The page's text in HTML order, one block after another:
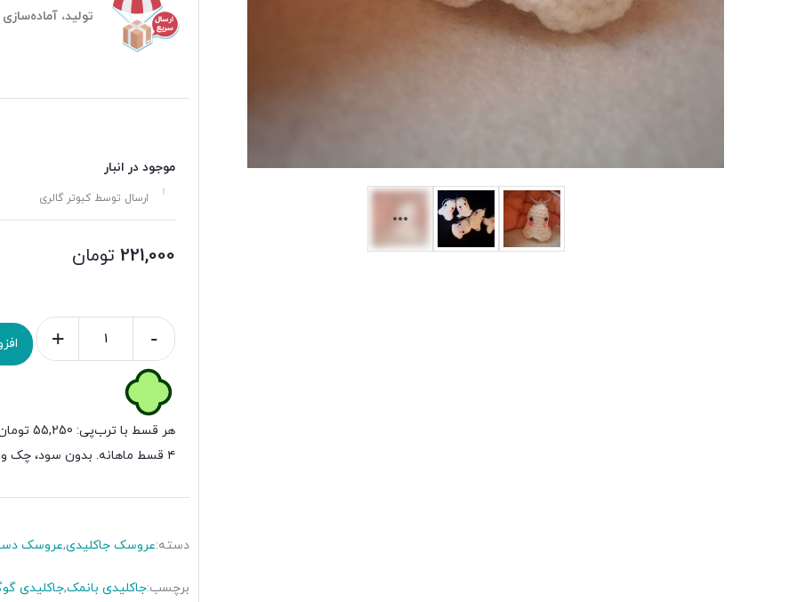
تولید، آماده‌سازی و
موجود در انبار
ارسال توسط کبوتر گالری
221,000 تومان
-
+
هر قسط با ترب‌پی: 55,250
۴ قسط ماهانه. بدون سود، چک و ضامن.
دسته:عروسک جاکلیدی,عروسک
برچسب:جاکلیدی بانمک,جاکلیدی